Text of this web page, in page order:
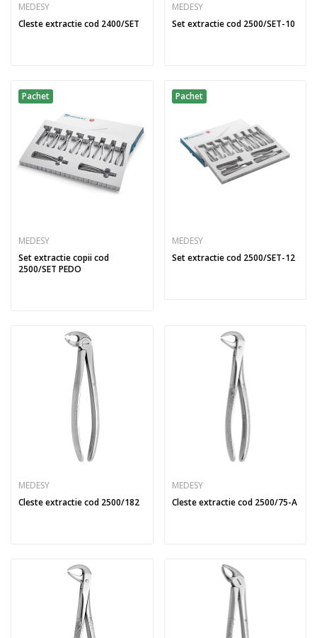
MEDESY
Cleste extractie cod 2400/SET
MEDESY
Set extractie cod 2500/SET-10
Pachet
MEDESY
Set extractie copii cod
2500/SET PEDO
Pachet
MEDESY
Set extractie cod 2500/SET-12
MEDESY
Cleste extractie cod 2500/182
MEDESY
Cleste extractie cod 2500/75-A